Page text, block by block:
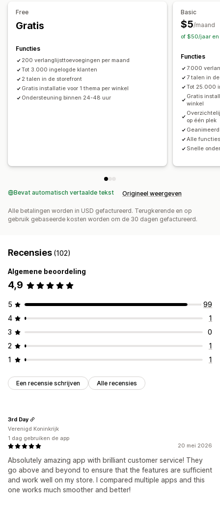
Aanpassing
Free
Gratis
Functies
200 verlanglijsttoevoegingen per maand
Tot 3.000 ingelogde klanten
2 talen in de storefront
Gratis installatie voor 1 thema per winkel
Ondersteuning binnen 24-48 uur
Basic
$5/maand
of $50/jaar en
Functies
7.000
7 talen in
Tot 25.000
Gratis
winkel
op één plek
Alle
Snelle
Bevat automatisch vertaalde tekst Origineel weergeven
Alle betalingen worden in USD gefactureerd. Terugkerende en op
gebruik gebaseerde kosten worden om de 30 dagen gefactureerd.
Recensies (102)
Algemene beoordeling
4,9
5
99
4
1
3
0
2
1
1
1
Een recensie schrijven Alle recensies
20 mei 2026
Absolutely amazing app with brilliant customer service! They
go above and beyond to ensure that the features are sufficient
and work well on my store. I compared multiple apps and this
one works much smoother and better!
3rd Day
Verenigd Koninkrijk
1 dag gebruiken de app